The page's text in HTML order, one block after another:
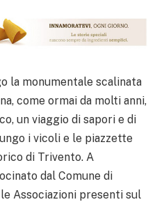
la monumentale scalinata
come ormai da molti anni,
un viaggio di sapori e di
i vicoli e le piazzette
di Trivento. A
dal Comune di
Associazioni presenti sul